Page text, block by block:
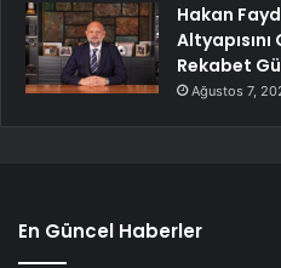
Hakan
Rekabet
Ağustos 7,
En Güncel Haberler